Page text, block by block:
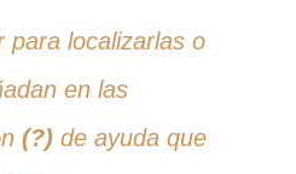
para localizarlas o
en las
(?) de ayuda que